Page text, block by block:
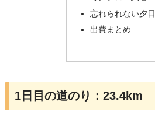
忘れられない夕日
出費まとめ
1日目の道のり：23.4km